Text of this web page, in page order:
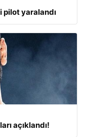
pilot yaralandı
açıklandı!